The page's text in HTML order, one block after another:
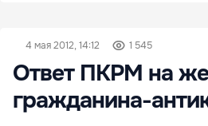
4 мая 2012, 14:12 1 545
Ответ ПКРМ на
гражданина-